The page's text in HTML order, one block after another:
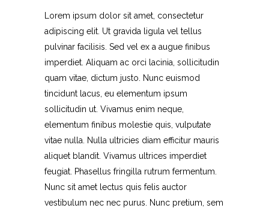
Lorem ipsum dolor sit amet, consectetur
adipiscing elit. Ut gravida ligula vel tellus
pulvinar facilisis. Sed vel ex a augue finibus
imperdiet. Aliquam ac orci lacinia, sollicitudin
quam vitae, dictum justo. Nunc euismod
tincidunt lacus, eu elementum ipsum
sollicitudin ut. Vivamus enim neque,
elementum finibus molestie quis, vulputate
vitae nulla. Nulla ultricies diam efficitur mauris
aliquet blandit. Vivamus ultrices imperdiet
feugiat. Phasellus fringilla rutrum fermentum.
Nunc sit amet lectus quis felis auctor
vestibulum nec nec purus. Nunc pretium, sem